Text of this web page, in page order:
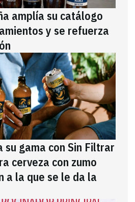
amplía su catálogo
y se refuerza
su gama con Sin Filtrar
cerveza con zumo
a la que se le da la